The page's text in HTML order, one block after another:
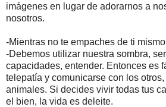
imágenes en lugar de adorarnos a
nosotros.
-Mientras no te empaches de ti
-Debemos utilizar nuestra sombra,
capacidades, entender. Entonces es
telepatía y comunicarse con los
animales. Si decides vivir todas tus
el bien, la vida es deleite.